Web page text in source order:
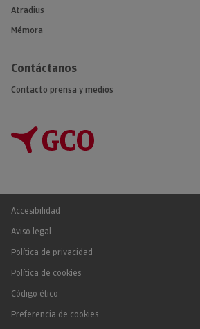
Atradius
Mémora
Contáctanos
Contacto prensa y medios
Accesibilidad
Aviso legal
Política de privacidad
Política de cookies
Código ético
Preferencia de cookies